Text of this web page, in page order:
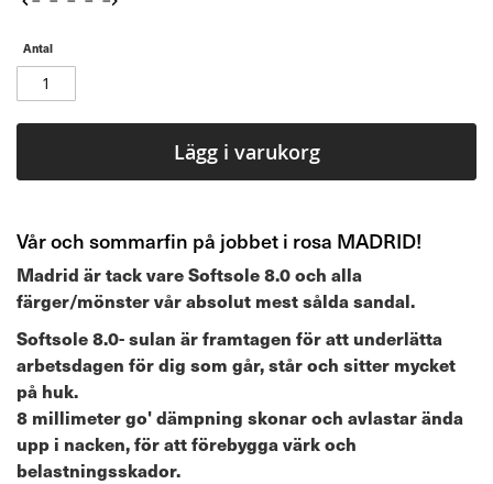
Antal
Lägg i varukorg
Vår och sommarfin på jobbet i rosa MADRID!
Madrid är tack vare Softsole 8.0 och alla
färger/mönster vår absolut mest sålda sandal.
Softsole 8.0- sulan är framtagen för att underlätta
arbetsdagen för dig som går, står och sitter mycket
på huk.
8 millimeter go' dämpning skonar och avlastar ända
upp i nacken, för att förebygga värk och
belastningsskador.